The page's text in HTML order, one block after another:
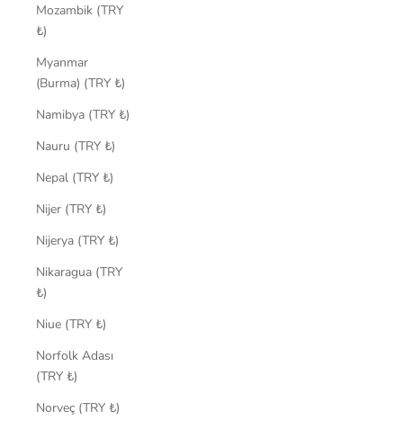
Mozambik (TRY
₺)
Myanmar
(Burma) (TRY ₺)
Namibya (TRY ₺)
Nauru (TRY ₺)
Nepal (TRY ₺)
Nijer (TRY ₺)
Nijerya (TRY ₺)
Nikaragua (TRY
₺)
Niue (TRY ₺)
Norfolk Adası
(TRY ₺)
Norveç (TRY ₺)